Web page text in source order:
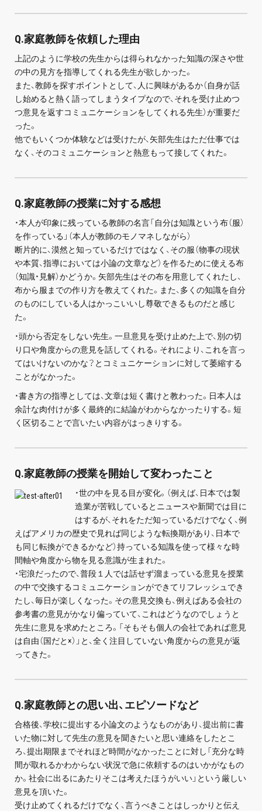
お問い合わせ・資料請求
無料体験授業とは
Q.家庭教師を依頼した理由
上記のように学校の先生からは得られなかった知識の深さや世
の中の見方を指導してくれる先生が欲しかった。
また、教師を探すポイントとして、人に興味があるか（自身が話
し始めると熱く語ってしまうタイプなので、それを受け止めつ
つ意見を返すコミュニケーションをしてくれる先生）が重要だ
った。
他でもいくつか体験などは受けたが、矢部先生はただ仕事では
なく、そのコミュニケーションと熱意もって接してくれた。
Q.家庭教師の授業に対する感想
・本人が印象に残っている教師の名言「自分は知識という布（服）
を作っている」（本人が教師のモノマネしながら）
断片的に、漠然と知っているだけではなく、その服（物事の現状
や本質、指導においては小論の文章など）を作るために使える布
（知識・見解）かどうか。矢部先生はその布を用意してくれたし、
布から服までの作り方を教えてくれた。また、多くの知識を自分
のものにしている人はかっこいいし尊敬できるものだと感じ
た。
・頭から否定をしない先生。一旦意見を受け止めた上で、別の切
り口や角度からの意見を話してくれる。それにより、これを言っ
てはいけないのかな？とコミュニケーションに対して萎縮する
ことがなかった。
・書き方の指導としては、文章は短く書けと教わった。日本人は
余計な肉付けが多く最終的に結論がわからなかったりする。短
く区切ることで言いたい内容がはっきりする。
Q.家庭教師の授業を開始して変わったこと
・世の中を見る目が変化。（例えば、日本では製
造業が苦戦しているとニュースや新聞では目に
はするが、それをただ知っているだけでなく、例
えばアメリカの歴史で見れば同じような転換期があり、日本で
も同じ転換ができるかなど）持っている知識を使って様々な時
間軸や角度から物を見る意識が生まれた。
・宅浪だったので、普段１人では話せず溜まっている意見を授業
の中で交換するコミュニケーションができてリフレッシュでき
たし、毎日が楽しくなった。その意見交換も、例えばある会社の
参考書の意見がかなり偏っていて、これはどうなのでしょうと
先生に意見を求めたところ。「そもそも個人の会社であれば意見
は自由（国だと×）」と、全く注目していない角度からの意見が返
ってきた。
Q.家庭教師との思い出、エピソードなど
合格後、学校に提出する小論文のようなものがあり、提出前に書
いた物に対して先生の意見を聞きたいと思い連絡をしたとこ
ろ、提出期限までそれほど時間がなかったことに対し「充分な時
間が取れるかわからない状況で急に依頼するのはいかがなもの
か。社会に出るにあたりそこは考えたほうがいい」という厳しい
意見を頂いた。
受け止めてくれるだけでなく、言うべきことはしっかりと伝え